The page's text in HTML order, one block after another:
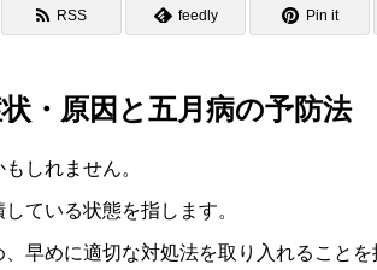
RSS feedly Pin it
・原因と五月病の予防法
しれません。
ている状態を指します。
早めに適切な対処法を取り入れることを